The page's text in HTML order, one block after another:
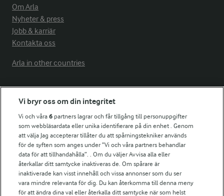
Om Arla
Nyheter & press
Jobb & karriär
Kontakta oss
Arla in other countries
Fler Arlasajter
För ägare
Arlas kundportal
Arla.com
Falbygdens Ost
Arla webbshop
Bildbank
Vi bryr oss om din integritet
Vi och våra6 partners lagrar och får tillgång till personuppgifter
som webbläsardata eller unika identifierare på din enhet . Genom
att välja Jag accepterar tillåter du att spårningstekniker används
för de syften som anges under ”Vi och våra partners behandlar
data för att tillhandahålla”. . Om du väljer Avvisa alla eller
återkallar ditt samtycke inaktiveras de. Om spårare är
inaktiverade kan visst innehåll och vissa annonser som du ser
vara mindre relevanta för dig. Du kan återkomma till denna meny
för att ändra dina val eller återkalla ditt samtycke när som helst